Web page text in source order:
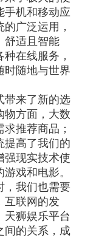
手机和移动应
广泛运用，
舒适且智能
在线服务，
时随地与世界
带来了新的选
物方面，大数
推荐商品；
提高了我们的
强现实技术使
戏和电影。
，我们也需要
互联网的发
天狮娱乐平台
间的关系，成